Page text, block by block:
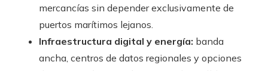
mercancías sin depender exclusivamente de
puertos marítimos lejanos.
Infraestructura digital y energía: banda
ancha, centros de datos regionales y opciones